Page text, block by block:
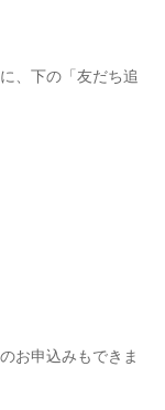
、下の「友だち追
お申込みもできま